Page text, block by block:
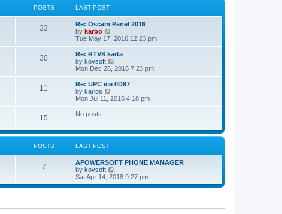
e
s
p
o
s
t
a
t
e
s
t
p
o
s
t
POSTS LAST POST
33
Re: Oscam Panel 2016
by karbo
e
w
t
h
e
a
t
e
o
s
Tue May 17, 2016 12:23 pm
30
Re: RTVS karta
by kovsoft
i
e
w
h
e
s
p
o
t
Mon Dec 26, 2016 7:23 pm
11
Re: UPC ice 0D97
by karlos
i
e
e
t
e
s
t
p
Mon Jul 11, 2016 4:18 pm
15 No posts
POSTS LAST POST
7
APOWERSOFT PHONE MANAGER
by kovsoft
i
e
Sat Apr 14, 2018 9:27 pm